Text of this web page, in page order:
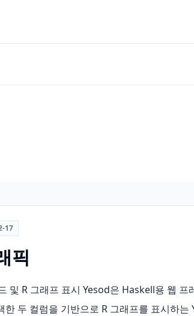
17
픽
및 R 그래프 표시 Yesod은 Haskell용 웹
두 컬럼을 기반으로 R 그래프를 표시하